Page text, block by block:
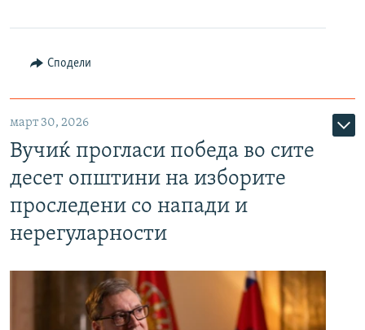
Сподели
март 30, 2026
Вучиќ прогласи победа во сите
десет општини на изборите
проследени со напади и
нерегуларности